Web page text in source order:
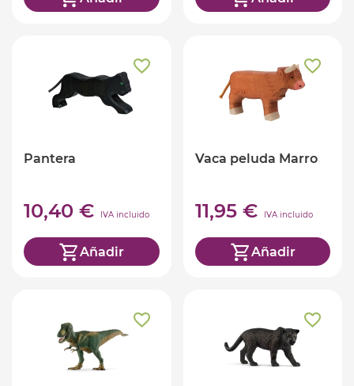
Pantera
10,40 € IVA incluido
Añadir
Vaca peluda Marro
11,95 € IVA incluido
Añadir